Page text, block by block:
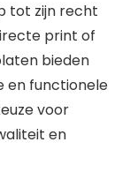
tot zijn recht
print of
bieden
en functionele
voor
en